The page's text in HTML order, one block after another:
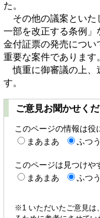
た。
その他の議案といた
一部を改正する条例
金付証票の発売につい
重要な案件であります
慎重に御審議の上、
す。
ご意見お聞かせく
このページの情報は役
まあまあ
ふつう
このページは見つけや
まあまあ
ふつう
※1 いただいたご意見は